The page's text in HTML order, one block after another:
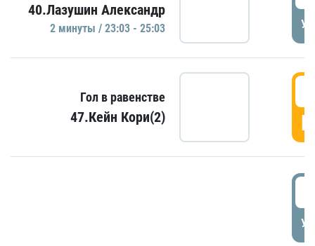
40.Лазушин Александр
2 минуты / 23:03 - 25:03
Гол в равенстве
47.Кейн Кори(2)